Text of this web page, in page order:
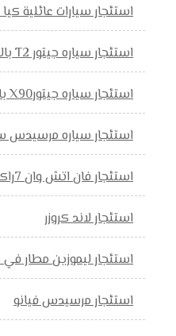
استئجار سيارات عائلية
استئجار سياره جيتور T2 بالسائق
استئجار سياره جيتورX90 بالسائق
استئجار سياره مرسيدس
استئجار فان اتش وان 7راكب
استئجار لاند كروزر
استئجار ليموزين مطار
استئجار مرسيدس فيانو